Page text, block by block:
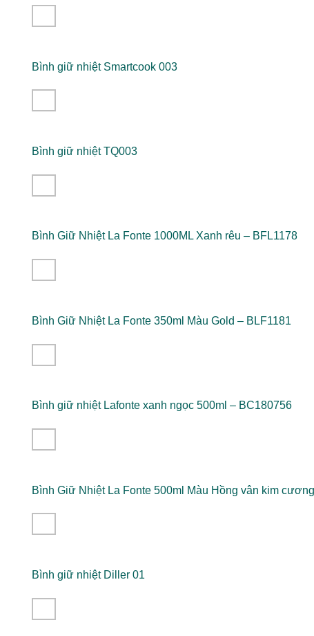
Bình giữ nhiệt Smartcook 003
Bình giữ nhiệt TQ003
Bình Giữ Nhiệt La Fonte 1000ML Xanh rêu – BFL1178
Bình Giữ Nhiệt La Fonte 350ml Màu Gold – BLF1181
Bình giữ nhiệt Lafonte xanh ngọc 500ml – BC180756
Bình Giữ Nhiệt La Fonte 500ml Màu Hồng vân kim cương
Bình giữ nhiệt Diller 01